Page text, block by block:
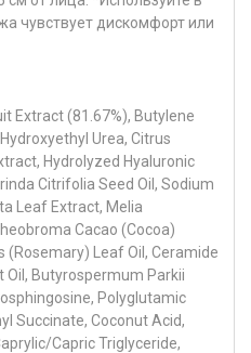
чувствует дискомфорт или
Extract (81.67%), Butylene
Urea, Citrus
Hydrolyzed Hyaluronic
Citrifolia Seed Oil, Sodium
Leaf Extract, Melia
Cacao (Cocoa)
(Rosemary) Leaf Oil, Ceramide
Oil, Butyrospermum Parkii
Polyglutamic
Succinate, Coconut Acid,
Capric Triglyceride,